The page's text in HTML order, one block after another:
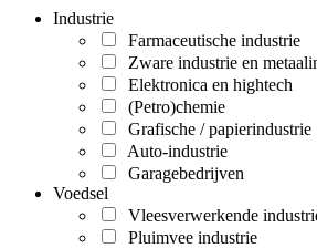
Industrie
Farmaceutische industrie
Zware industrie en
Elektronica en hightech
(Petro)chemie
Grafische / papierindustrie
Auto-industrie
Garagebedrijven
Voedsel
Vleesverwerkende
Pluimvee industrie